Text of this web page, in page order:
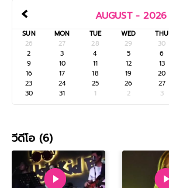
‹ AUGUST - 2026
SUN MON TUE WED THU
26
27 28 29 30
2
3 4 5 6
9
10 11 12 13
16
17 18 19 20
23
24 25 26 27
30
31 1 2 3
วีดีโอ (6)